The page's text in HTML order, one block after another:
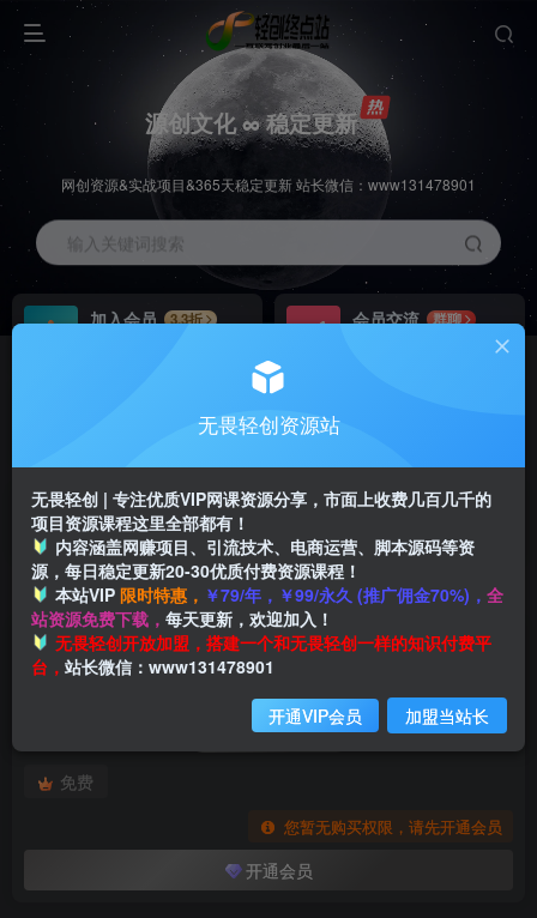
源创文化 ∞ 稳定更新
网创资源&实战项目&365天稳定更新 站长微信：www131478901
输入关键词搜索
加入会员
3.3折
会员交流
群聊
推广返佣高达70%
首页 创业课程 会员专属 正文
此内容为付费阅读，请付费后查看
会员专属资源
免费
您暂无购买权限，请先开通会员
开通会员
付费阅读
无畏轻创资源站
无畏轻创 | 专注优质VIP网课资源分享，市面上收费几百几千的
项目资源课程这里全部都有！
内容涵盖网赚项目、引流技术、电商运营、脚本源码等资
源，每日稳定更新20-30优质付费资源课程！
本站VIP 限时特惠， ￥79/年，￥99/永久 (推广佣金70%)， 全
站资源免费下载， 每天更新，欢迎加入！
无畏轻创开放加盟，搭建一个和无畏轻创一样的知识付费平
台， 站长微信：www131478901
开通VIP会员 加盟当站长